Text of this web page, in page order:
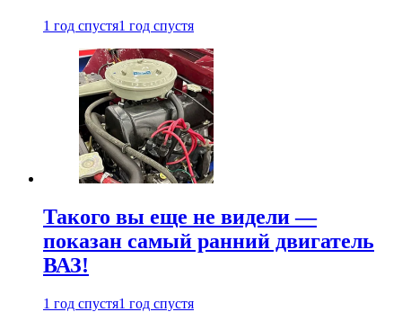
1 год спустя1 год спустя
Такого вы еще не видели —
показан самый ранний двигатель
ВАЗ!
1 год спустя1 год спустя